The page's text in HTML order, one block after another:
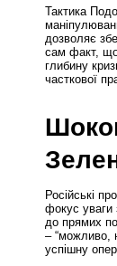
Тактика
дозволяє
сам факт, що
глибину
часткової
Російські
фокус уваги
до прямих
– “можливо,
успішну